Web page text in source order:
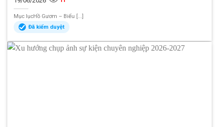
Mục lụcHồ Gươm – Biểu [...]
Đã kiểm duyệt